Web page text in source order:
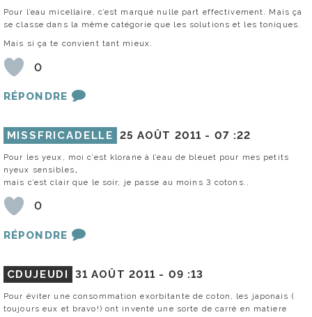
Pour l’eau micellaire, c’est marqué nulle part effectivement. Mais ça
se classe dans la même catégorie que les solutions et les toniques.
Mais si ça te convient tant mieux.
0
RÉPONDRE
MISSFRICADELLE 25 AOÛT 2011 - 07 :22
Pour les yeux, moi c’est klorane à l’eau de bleuet pour mes petits
nyeux sensibles…
mais c’est clair que le soir, je passe au moins 3 cotons..
0
RÉPONDRE
CDUJEUDI 31 AOÛT 2011 - 09 :13
Pour éviter une consommation exorbitante de coton, les japonais (
toujours eux et bravo!) ont inventé une sorte de carré en matiere